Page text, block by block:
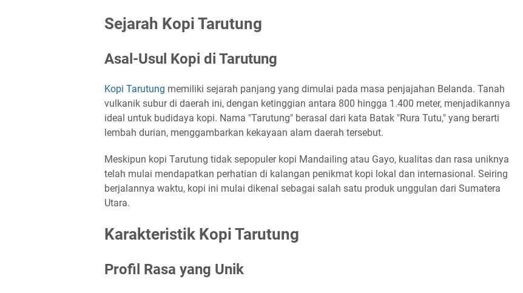
Sejarah Kopi Tarutung
Asal-Usul Kopi di Tarutung
Kopi Tarutung memiliki sejarah panjang yang dimulai pada masa penjajahan Belanda. Tanah
vulkanik subur di daerah ini, dengan ketinggian antara 800 hingga 1.400 meter, menjadikannya
ideal untuk budidaya kopi. Nama "Tarutung" berasal dari kata Batak "Rura Tutu," yang berarti
lembah durian, menggambarkan kekayaan alam daerah tersebut.
Meskipun kopi Tarutung tidak sepopuler kopi Mandailing atau Gayo, kualitas dan rasa uniknya
telah mulai mendapatkan perhatian di kalangan penikmat kopi lokal dan internasional. Seiring
berjalannya waktu, kopi ini mulai dikenal sebagai salah satu produk unggulan dari Sumatera
Utara.
Karakteristik Kopi Tarutung
Profil Rasa yang Unik